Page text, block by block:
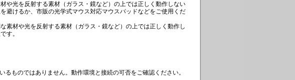
や光を反射する素材（ガラス・鏡など）の上では正しく動作しない
避けるか、市販の光学式マウス対応マウスパッドなどをご使用くだ
素材や光を反射する素材（ガラス・鏡など）の上では正しく動作し
す。
るものではありません。動作環境と接続の可否をご確認ください。